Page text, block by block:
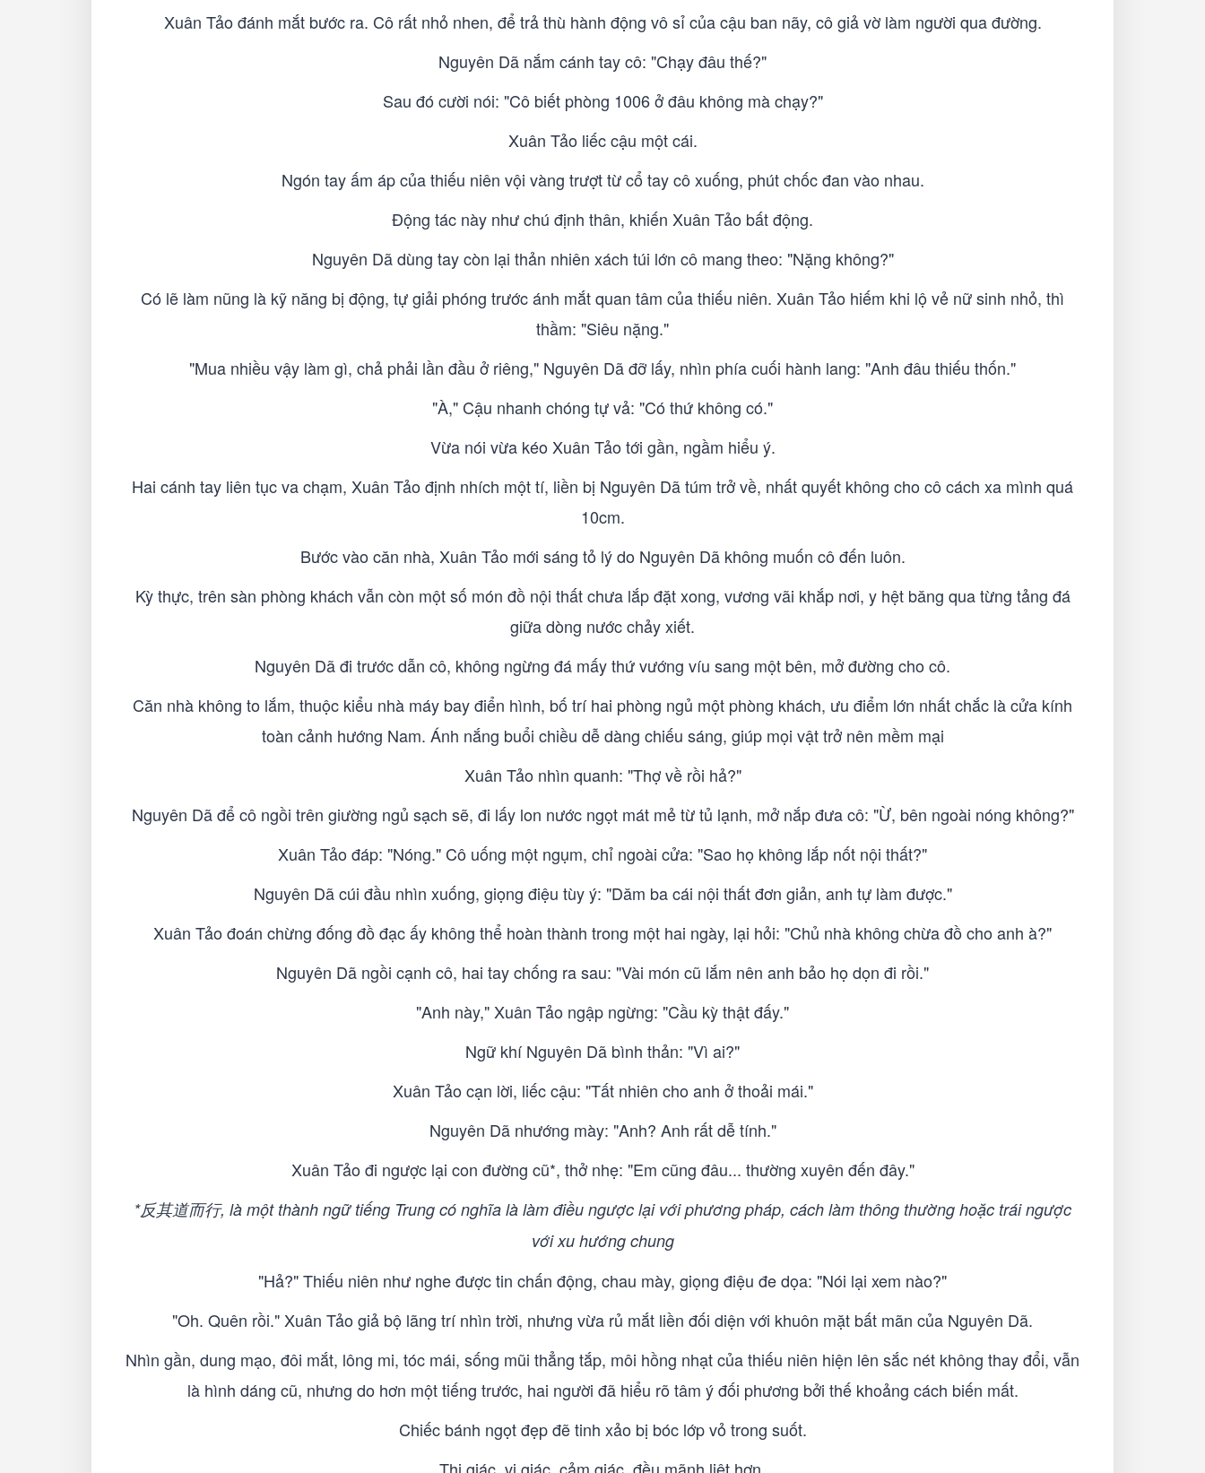
Xuân Tảo đánh mắt bước ra. Cô rất nhỏ nhen, để trả thù hành động vô sỉ của cậu ban nãy, cô giả vờ làm người qua đường.
Nguyên Dã nắm cánh tay cô: "Chạy đâu thế?"
Sau đó cười nói: "Cô biết phòng 1006 ở đâu không mà chạy?"
Xuân Tảo liếc cậu một cái.
Ngón tay ấm áp của thiếu niên vội vàng trượt từ cổ tay cô xuống, phút chốc đan vào nhau.
Động tác này như chú định thân, khiến Xuân Tảo bất động.
Nguyên Dã dùng tay còn lại thản nhiên xách túi lớn cô mang theo: "Nặng không?"
Có lẽ làm nũng là kỹ năng bị động, tự giải phóng trước ánh mắt quan tâm của thiếu niên. Xuân Tảo hiếm khi lộ vẻ nữ sinh nhỏ, thì
thầm: "Siêu nặng."
"Mua nhiều vậy làm gì, chả phải lần đầu ở riêng," Nguyên Dã đỡ lấy, nhìn phía cuối hành lang: "Anh đâu thiếu thốn."
"À," Cậu nhanh chóng tự vả: "Có thứ không có."
Vừa nói vừa kéo Xuân Tảo tới gần, ngầm hiểu ý.
Hai cánh tay liên tục va chạm, Xuân Tảo định nhích một tí, liền bị Nguyên Dã túm trở về, nhất quyết không cho cô cách xa mình quá
10cm.
Bước vào căn nhà, Xuân Tảo mới sáng tỏ lý do Nguyên Dã không muốn cô đến luôn.
Kỳ thực, trên sàn phòng khách vẫn còn một số món đồ nội thất chưa lắp đặt xong, vương vãi khắp nơi, y hệt băng qua từng tảng đá
giữa dòng nước chảy xiết.
Nguyên Dã đi trước dẫn cô, không ngừng đá mấy thứ vướng víu sang một bên, mở đường cho cô.
Căn nhà không to lắm, thuộc kiểu nhà máy bay điển hình, bố trí hai phòng ngủ một phòng khách, ưu điểm lớn nhất chắc là cửa kính
toàn cảnh hướng Nam. Ánh nắng buổi chiều dễ dàng chiếu sáng, giúp mọi vật trở nên mềm mại
Xuân Tảo nhìn quanh: "Thợ về rồi hả?"
Nguyên Dã để cô ngồi trên giường ngủ sạch sẽ, đi lấy lon nước ngọt mát mẻ từ tủ lạnh, mở nắp đưa cô: "Ừ, bên ngoài nóng không?"
Xuân Tảo đáp: "Nóng." Cô uống một ngụm, chỉ ngoài cửa: "Sao họ không lắp nốt nội thất?"
Nguyên Dã cúi đầu nhìn xuống, giọng điệu tùy ý: "Dăm ba cái nội thất đơn giản, anh tự làm được."
Xuân Tảo đoán chừng đống đồ đạc ấy không thể hoàn thành trong một hai ngày, lại hỏi: "Chủ nhà không chừa đồ cho anh à?"
Nguyên Dã ngồi cạnh cô, hai tay chống ra sau: "Vài món cũ lắm nên anh bảo họ dọn đi rồi."
"Anh này," Xuân Tảo ngập ngừng: "Cầu kỳ thật đấy."
Ngữ khí Nguyên Dã bình thản: "Vì ai?"
Xuân Tảo cạn lời, liếc cậu: "Tất nhiên cho anh ở thoải mái."
Nguyên Dã nhướng mày: "Anh? Anh rất dễ tính."
Xuân Tảo đi ngược lại con đường cũ*, thở nhẹ: "Em cũng đâu... thường xuyên đến đây."
*反其道而行, là một thành ngữ tiếng Trung có nghĩa là làm điều ngược lại với phương pháp, cách làm thông thường hoặc trái ngược
với xu hướng chung
"Hả?" Thiếu niên như nghe được tin chấn động, chau mày, giọng điệu đe dọa: "Nói lại xem nào?"
"Oh. Quên rồi." Xuân Tảo giả bộ lãng trí nhìn trời, nhưng vừa rủ mắt liền đối diện với khuôn mặt bất mãn của Nguyên Dã.
Nhìn gần, dung mạo, đôi mắt, lông mi, tóc mái, sống mũi thẳng tắp, môi hồng nhạt của thiếu niên hiện lên sắc nét không thay đổi, vẫn
là hình dáng cũ, nhưng do hơn một tiếng trước, hai người đã hiểu rõ tâm ý đối phương bởi thế khoảng cách biến mất.
Chiếc bánh ngọt đẹp đẽ tinh xảo bị bóc lớp vỏ trong suốt.